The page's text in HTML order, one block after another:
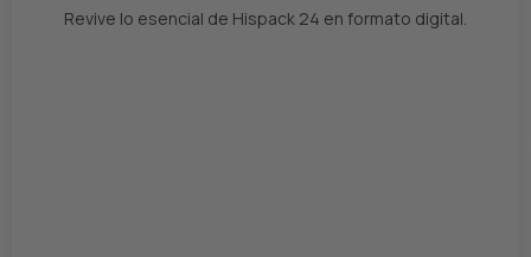
Revive lo esencial de Hispack 24 en formato digital.